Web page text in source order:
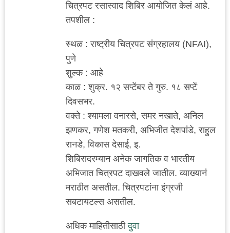
चित्रपट रसास्वाद शिबिर आयोजित केलं आहे.
तपशील :
स्थळ : राष्ट्रीय चित्रपट संग्रहालय (NFAI),
पुणे
शुल्क : आहे
काळ : शुक्र. १२ सप्टेंबर ते गुरु. १८ सप्टें
दिवसभर.
वक्ते : श्यामला वनारसे, समर नखाते, अनिल
झणकर, गणेश मतकरी, अभिजीत देशपांडे, राहुल
रानडे, विकास देसाई, इ.
शिबिरादरम्यान अनेक जागतिक व भारतीय
अभिजात चित्रपट दाखवले जातील. व्याख्यानं
मराठीत असतील. चित्रपटांना इंग्रजी
सबटायटल्स असतील.
अधिक माहितीसाठीदुवा